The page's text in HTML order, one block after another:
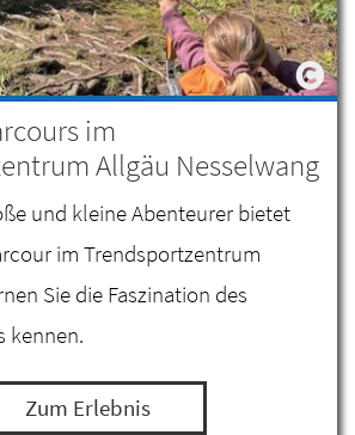
im
Allgäu Nesselwang
und kleine Abenteurer bietet
im Trendsportzentrum
Sie die Faszination des
kennen.
Zum Erlebnis